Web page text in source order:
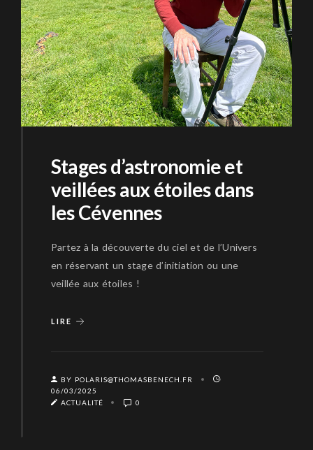
Stages d’astronomie et
veillées aux étoiles dans
les Cévennes
Partez à la découverte du ciel et de l’Univers
en réservant un stage d’initiation ou une
veillée aux étoiles !
LIRE
BY POLARIS@THOMASBENECH.FR
06/03/2025
ACTUALITÉ
0